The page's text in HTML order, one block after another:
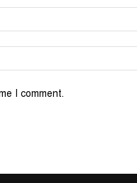
I comment.